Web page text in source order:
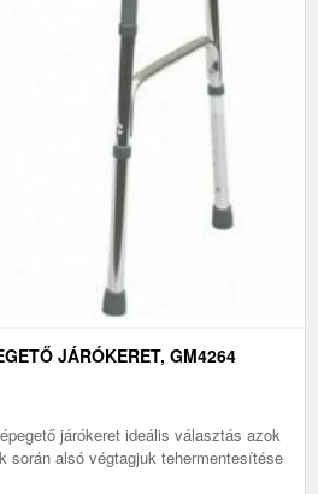
JÁRÓKERET, GM4264
járókeret ideális választás azok
során alsó végtagjuk tehermentesítése